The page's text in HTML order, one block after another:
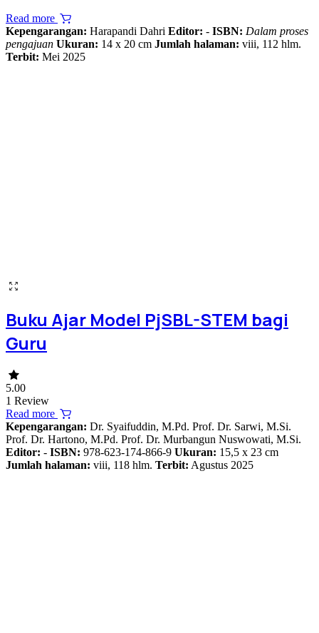
Read more
Kepengarangan: Harapandi Dahri Editor: - ISBN: Dalam proses
pengajuan Ukuran: 14 x 20 cm Jumlah halaman: viii, 112 hlm.
Terbit: Mei 2025
Buku Ajar Model PjSBL-STEM bagi
Guru
5.00
1 Review
Read more
Kepengarangan: Dr. Syaifuddin, M.Pd. Prof. Dr. Sarwi, M.Si.
Prof. Dr. Hartono, M.Pd. Prof. Dr. Murbangun Nuswowati, M.Si.
Editor: - ISBN: 978-623-174-866-9 Ukuran: 15,5 x 23 cm
Jumlah halaman: viii, 118 hlm. Terbit: Agustus 2025